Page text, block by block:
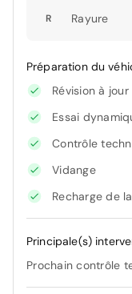
R Rayure
Préparation du
Révision à jour
Essai
Contrôle
Vidange
Recharge de
Principale(s)
Prochain contrôle